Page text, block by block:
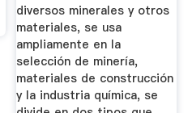
diversos minerales y otros
materiales, se usa
ampliamente en la
selección de minería,
materiales de construcción
y la industria química, se